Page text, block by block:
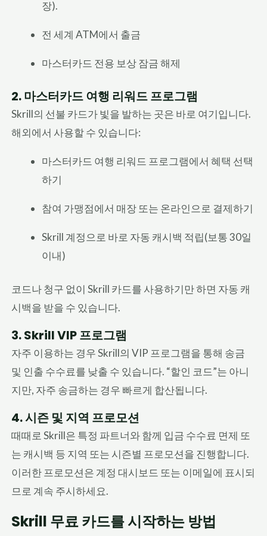
장).
전 세계 ATM에서 출금
마스터카드 전용 보상 잠금 해제
2. 마스터카드 여행 리워드 프로그램
Skrill의 선불 카드가 빛을 발하는 곳은 바로 여기입니다.
해외에서 사용할 수 있습니다:
마스터카드 여행 리워드 프로그램에서 혜택 선택
하기
참여 가맹점에서 매장 또는 온라인으로 결제하기
Skrill 계정으로 바로 자동 캐시백 적립(보통 30일
이내)
코드나 청구 없이 Skrill 카드를 사용하기만 하면 자동 캐
시백을 받을 수 있습니다.
3. Skrill VIP 프로그램
자주 이용하는 경우 Skrill의 VIP 프로그램을 통해 송금
및 인출 수수료를 낮출 수 있습니다. “할인 코드”는 아니
지만, 자주 송금하는 경우 빠르게 합산됩니다.
4. 시즌 및 지역 프로모션
때때로 Skrill은 특정 파트너와 함께 입금 수수료 면제 또
는 캐시백 등 지역 또는 시즌별 프로모션을 진행합니다.
이러한 프로모션은 계정 대시보드 또는 이메일에 표시되
므로 계속 주시하세요.
Skrill 무료 카드를 시작하는 방법